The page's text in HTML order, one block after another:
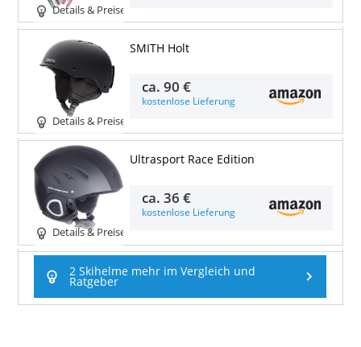
Details & Preise
Details & Preise
SMITH Holt
ca.90 €
kostenlose Lieferung
Details & Preise
Ultrasport Race Edition
ca.36 €
kostenlose Lieferung
2 Skihelme mehr im Vergleich und
Ratgeber